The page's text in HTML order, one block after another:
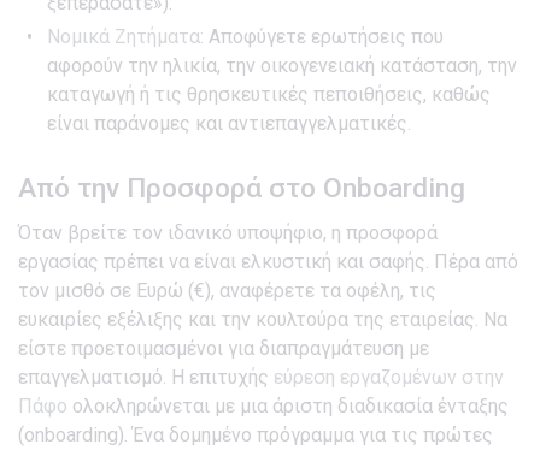
Νομικά Ζητήματα: Αποφύγετε ερωτήσεις που
αφορούν την ηλικία, την οικογενειακή κατάσταση, την
καταγωγή ή τις θρησκευτικές πεποιθήσεις, καθώς
είναι παράνομες και αντιεπαγγελματικές.
Από την Προσφορά στο Onboarding
Όταν βρείτε τον ιδανικό υποψήφιο, η προσφορά
εργασίας πρέπει να είναι ελκυστική και σαφής. Πέρα από
τον μισθό σε Ευρώ (€), αναφέρετε τα οφέλη, τις
ευκαιρίες εξέλιξης και την κουλτούρα της εταιρείας. Να
είστε προετοιμασμένοι για διαπραγμάτευση με
επαγγελματισμό. Η επιτυχής εύρεση εργαζομένων στην
Πάφο ολοκληρώνεται με μια άριστη διαδικασία ένταξης
(onboarding). Ένα δομημένο πρόγραμμα για τις πρώτες